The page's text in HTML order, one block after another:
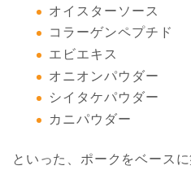
オイスターソース
コラーゲンペプチド
エビエキス
オニオンパウダー
シイタケパウダー
カニパウダー
といった、ポークをベース